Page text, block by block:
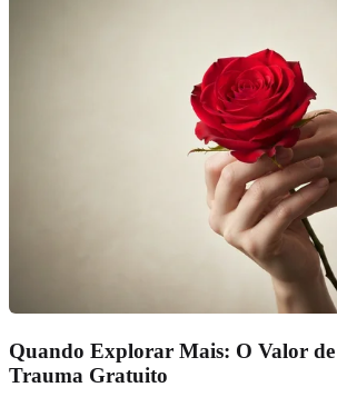
Quando Explorar Mais: O Valor de
Trauma Gratuito